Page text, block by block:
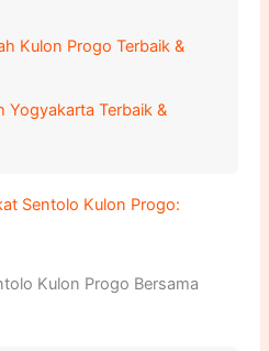
Kulon Progo Terbaik &
Yogyakarta Terbaik &
Sentolo Kulon Progo:
Kulon Progo Bersama